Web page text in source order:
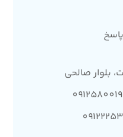
بلوار صالحی